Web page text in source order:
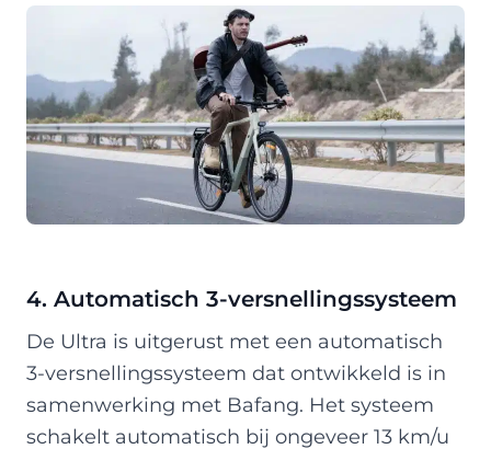
4. Automatisch 3-versnellingssysteem
De Ultra is uitgerust met een automatisch
3-versnellingssysteem dat ontwikkeld is in
samenwerking met Bafang. Het systeem
schakelt automatisch bij ongeveer 13 km/u